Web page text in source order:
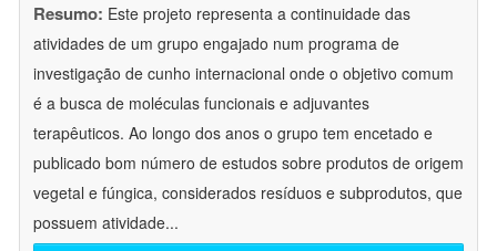
Resumo: Este projeto representa a continuidade das
atividades de um grupo engajado num programa de
investigação de cunho internacional onde o objetivo comum
é a busca de moléculas funcionais e adjuvantes
terapêuticos. Ao longo dos anos o grupo tem encetado e
publicado bom número de estudos sobre produtos de origem
vegetal e fúngica, considerados resíduos e subprodutos, que
possuem atividade...